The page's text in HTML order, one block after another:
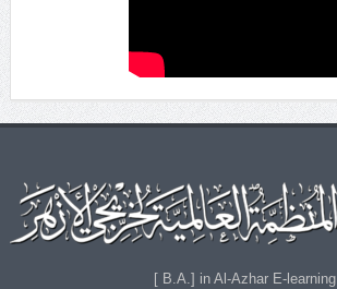
B.A.] in Al-Azhar E-learning ]